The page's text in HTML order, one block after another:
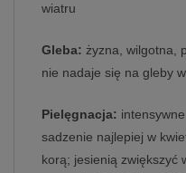
wiatru
Gleba: żyzna, wilgotna,
nie nadaje się na gleby
Pielęgnacja:
sadzenie najlepiej w
korą; jesienią zwiększyć